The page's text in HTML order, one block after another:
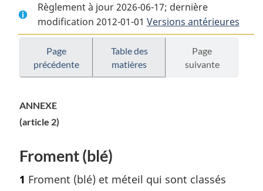
:
Licence
générale
d’importation
no
3
du
complet
:
Licence
générale
d’importation
no
et
sous-
produits
complet
:
Licence
générale
d’importation
produits
Règlement à jour 2026-06-17; dernière
modification 2012-01-01 Versions antérieures
Page
précédente
Table des
matières
Page
suivante
ANNEXE
(article 2)
Froment (blé)
1 Froment (blé) et méteil qui sont classés